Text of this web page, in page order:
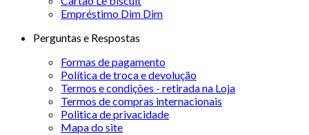
Empréstimo Dim Dim
Perguntas e Respostas
Formas de pagamento
Política de troca e devolução
Termos e condições - retirada na Loja
Termos de compras internacionais
Politica de privacidade
Mapa do site